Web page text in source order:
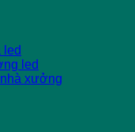
led
led
xưởng